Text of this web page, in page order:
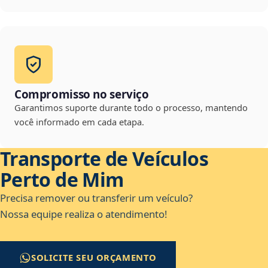
Compromisso no serviço
Garantimos suporte durante todo o processo, mantendo
você informado em cada etapa.
Transporte de Veículos
Perto de Mim
Precisa remover ou transferir um veículo?
Nossa equipe realiza o atendimento!
SOLICITE SEU ORÇAMENTO